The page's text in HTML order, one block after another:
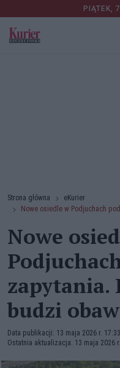
PIĄTEK,
Strona główna
eKurier
Nowe osiedle w Podjuchach
Nowe
zapytania.
budzi
Data publikacji: 13 maja 2026 r. 17:33
Ostatnia aktualizacja: 13 maja 2026